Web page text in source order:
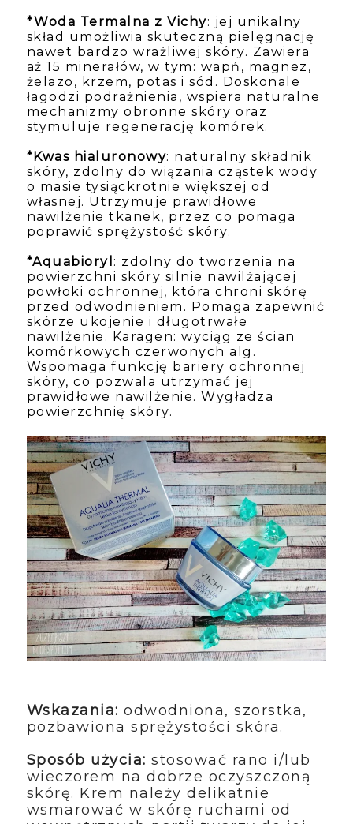
*Woda Termalna z Vichy: jej unikalny
skład umożliwia skuteczną pielęgnację
nawet bardzo wrażliwej skóry. Zawiera
aż 15 minerałów, w tym: wapń, magnez,
żelazo, krzem, potas i sód. Doskonale
łagodzi podrażnienia, wspiera naturalne
mechanizmy obronne skóry oraz
stymuluje regenerację komórek.
*Kwas hialuronowy: naturalny składnik
skóry, zdolny do wiązania cząstek wody
o masie tysiąckrotnie większej od
własnej. Utrzymuje prawidłowe
nawilżenie tkanek, przez co pomaga
poprawić sprężystość skóry.
*Aquabioryl : zdolny do tworzenia na
powierzchni skóry silnie nawilżającej
powłoki ochronnej, która chroni skórę
przed odwodnieniem. Pomaga zapewnić
skórze ukojenie i długotrwałe
nawilżenie. Karagen: wyciąg ze ścian
komórkowych czerwonych alg.
Wspomaga funkcję bariery ochronnej
skóry, co pozwala utrzymać jej
prawidłowe nawilżenie. Wygładza
powierzchnię skóry.
Wskazania: odwodniona, szorstka,
pozbawiona sprężystości skóra.
Sposób użycia: stosować rano i/lub
wieczorem na dobrze oczyszczoną
skórę. Krem należy delikatnie
wsmarować w skórę ruchami od